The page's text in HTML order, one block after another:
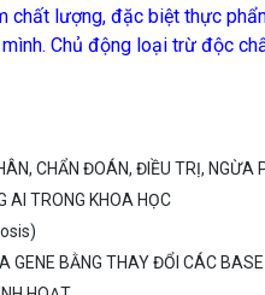
chất lượng, đặc biệt thực
Chủ động loại trừ độc
CHẨN ĐOÁN, ĐIỀU TRỊ, NGỪA
AI TRONG KHOA HỌC
GENE BẰNG THAY ĐỔI CÁC